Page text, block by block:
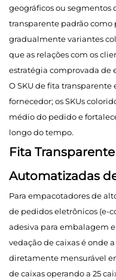
geográficos ou segmentos
transparente padrão
gradualmente variantes
que as relações com os
estratégia comprovada de
O SKU de fita
fornecedor; os SKUs
médio do pedido e
longo do tempo.
Fita
Automatizadas
Para empacotadores de
de pedidos eletrônicos (e-
adesiva para embalagem
vedação de caixas é onde
diretamente mensurável
de caixas operando a 25